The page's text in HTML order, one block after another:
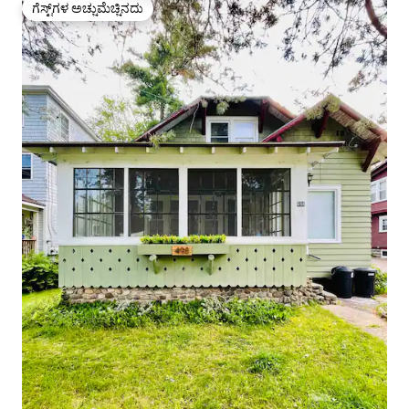
ಗೆಸ್ಟ್‌ಗಳ ಅಚ್ಚುಮೆಚ್ಚಿನದು
ಗೆಸ್ಟ್‌ಗಳ ಅಚ್ಚುಮೆಚ್ಚಿನದು